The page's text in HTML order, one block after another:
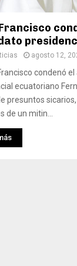
agosto 12,
condenó
ecuatoriano
presuntos
de un mitin...